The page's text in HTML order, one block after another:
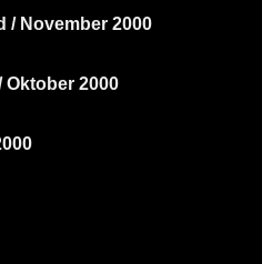
/ November 2000
2000